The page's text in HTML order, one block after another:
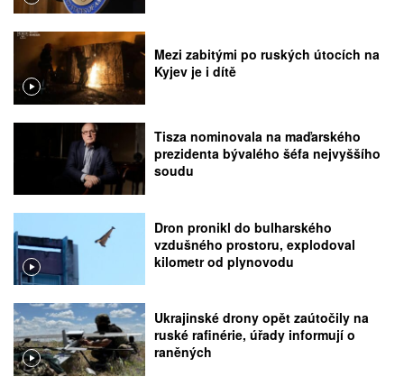
Mezi zabitými po ruských útocích na
Kyjev je i dítě
Tisza nominovala na maďarského
prezidenta bývalého šéfa nejvyššího
soudu
Dron pronikl do bulharského
vzdušného prostoru, explodoval
kilometr od plynovodu
Ukrajinské drony opět zaútočily na
ruské rafinérie, úřady informují o
raněných